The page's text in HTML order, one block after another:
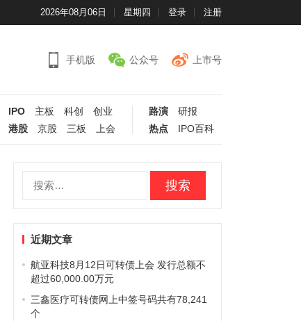
2026年08月06日 星期四 登录 注册
手机版 公众号 上市号
IPO 主板 科创
创业
港股
京股 三板 上会
路演
研报
热点
IPO百科
近期文章
航亚科技8月12日可转债上会 发行总额不
超过60,000.00万元
三鑫医疗可转债网上中签号码共有78,241
个